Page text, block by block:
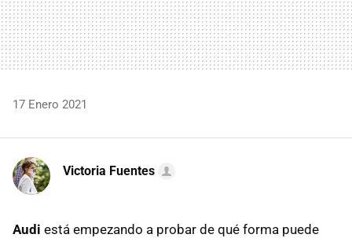
17 Enero 2021
Victoria Fuentes
Audi está empezando a probar de qué forma puede